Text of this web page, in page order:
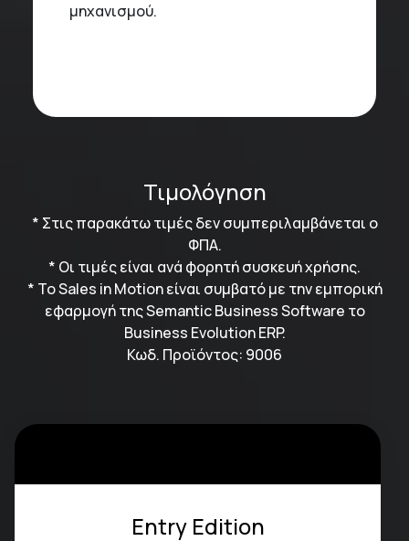
μηχανισμού.
Τιμολόγηση
* Στις παρακάτω τιμές δεν συμπεριλαμβάνεται ο
ΦΠΑ.
* Οι τιμές είναι ανά φορητή συσκευή χρήσης.
* Το Sales in Motion είναι συμβατό με την εμπορική
εφαρμογή της Semantic Business Software το
Business Evolution ERP.
Κωδ. Προϊόντος: 9006
Entry Edition